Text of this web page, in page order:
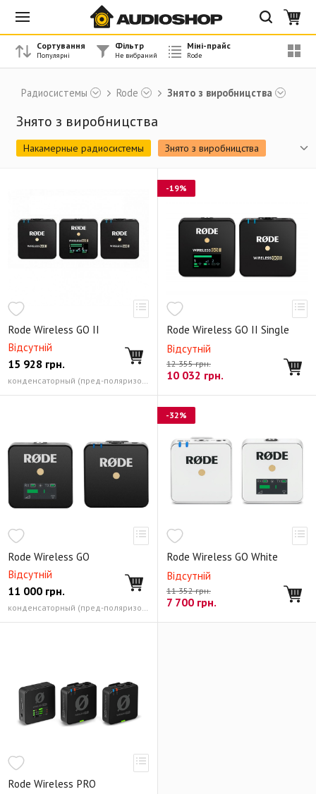
Радиосистемы Rode Знято з виробницства
Знято з виробницства
Накамерные радиосистемы Знято з виробницства
Rode Wireless GO II
Відсутній
15 928 грн.
конденсаторный (пред-поляризованный капсюль) круг
Rode Wireless GO II Single
Відсутній
12 355 грн.
10 032 грн.
-19%
Rode Wireless GO
Відсутній
11 000 грн.
конденсаторный (пред-поляризованный капсюль) круг
Rode Wireless GO White
Відсутній
11 352 грн.
7 700 грн.
-32%
Rode Wireless PRO
Сортування Фільтр Міні-прайс